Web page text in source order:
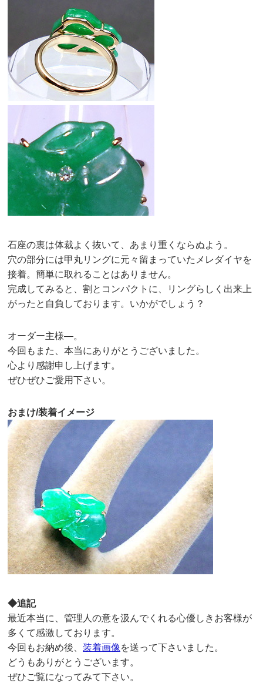
石座の裏は体裁よく抜いて、あまり重くならぬよう。
穴の部分には甲丸リングに元々留まっていたメレダイヤを
接着。簡単に取れることはありません。
完成してみると、割とコンパクトに、リングらしく出来上
がったと自負しております。いかがでしょう？
オーダー主様—。
今回もまた、本当にありがとうございました。
心より感謝申し上げます。
ぜひぜひご愛用下さい。
おまけ/装着イメージ
◆追記
最近本当に、管理人の意を汲んでくれる心優しきお客様が
多くて感激しております。
今回もお納め後、 装着画像を送って下さいました。
どうもありがとうございます。
ぜひご覧になってみて下さい。